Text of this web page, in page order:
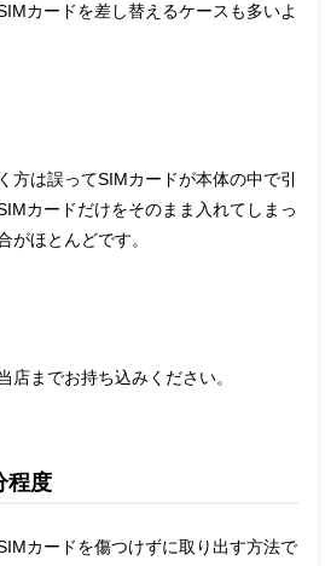
カードを差し替えるケースも多いよ
方は誤ってSIMカードが本体の中で引
カードだけをそのまま入れてしまっ
がほとんどです。
店までお持ち込みください。
程度
カードを傷つけずに取り出す方法で